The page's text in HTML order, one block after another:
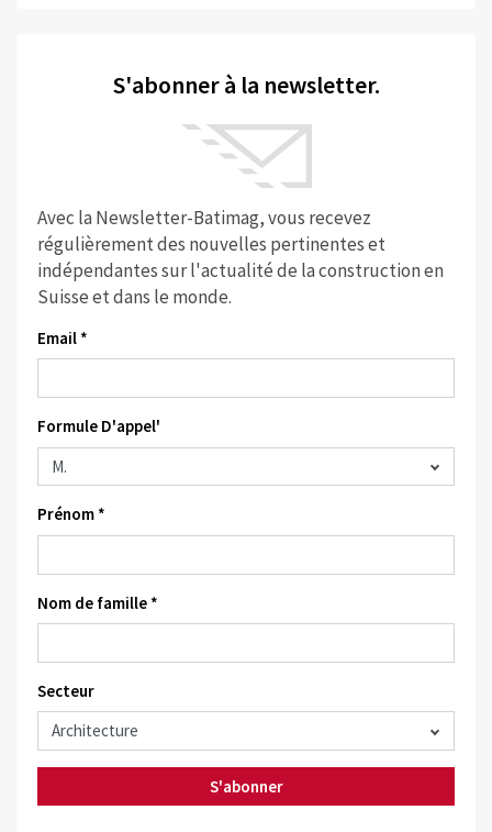
S'abonner à la newsletter.
Avec la Newsletter-Batimag, vous recevez
régulièrement des nouvelles pertinentes et
indépendantes sur l'actualité de la construction en
Suisse et dans le monde.
Email *
Formule D'appel'
Prénom *
Nom de famille *
Secteur
S'abonner